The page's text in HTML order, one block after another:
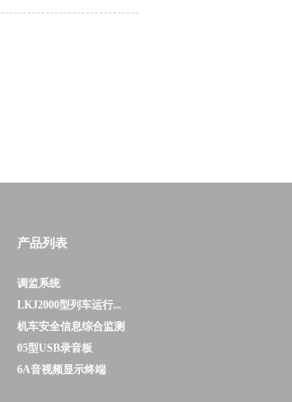
产品列表
调监系统
LKJ2000型列车运行...
机车安全信息综合监测
05型USB录音板
6A音视频显示终端